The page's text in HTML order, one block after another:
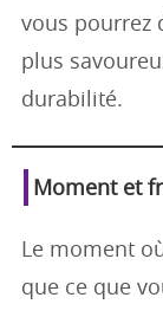
vous pourrez
plus
durabilité.
Moment et
Le moment
que ce que